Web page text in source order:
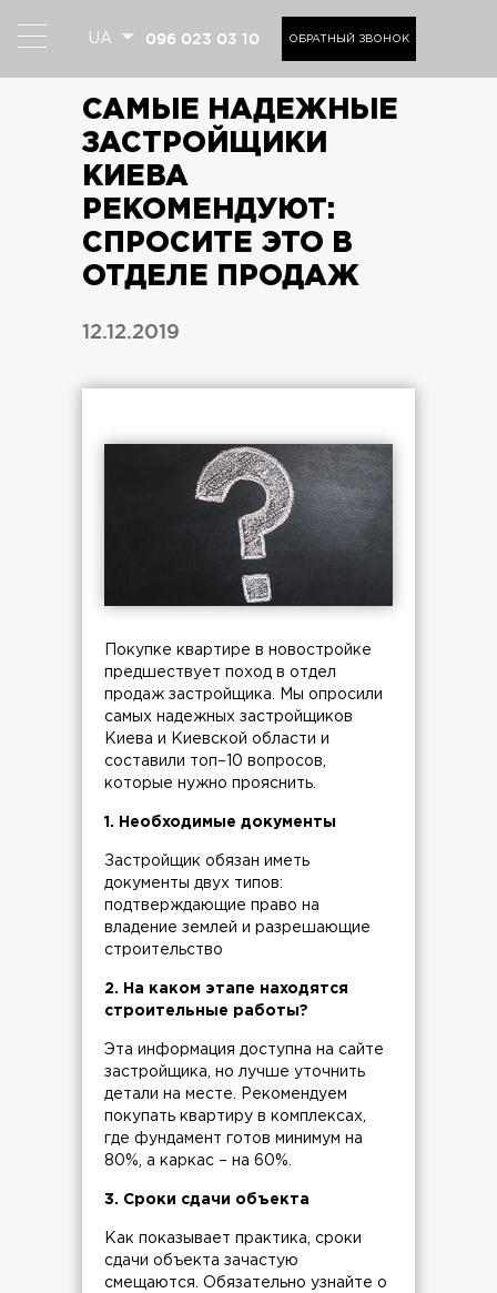
UA 096 023 03 10 ОБРАТНЫЙ ЗВОНОК
САМЫЕ НАДЕЖНЫЕ
ЗАСТРОЙЩИКИ
КИЕВА
РЕКОМЕНДУЮТ:
СПРОСИТЕ ЭТО В
ОТДЕЛЕ ПРОДАЖ
12.12.2019
Покупке квартире в новостройке
предшествует поход в отдел
продаж застройщика. Мы опросили
самых надежных застройщиков
Киева и Киевской области и
составили топ–10 вопросов,
которые нужно прояснить.
1. Необходимые документы
Застройщик обязан иметь
документы двух типов:
подтверждающие право на
владение землей и разрешающие
строительство
2. На каком этапе находятся
строительные работы?
Эта информация доступна на сайте
застройщика, но лучше уточнить
детали на месте. Рекомендуем
покупать квартиру в комплексах,
где фундамент готов минимум на
80%, а каркас – на 60%.
3. Сроки сдачи объекта
Как показывает практика, сроки
сдачи объекта зачастую
смещаются. Обязательно узнайте о